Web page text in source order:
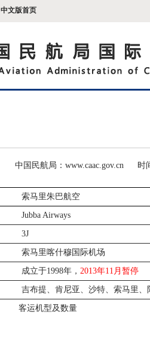
中文版首页
中国民航局：www.caac.gov.cn 时
索马里朱巴航空
Jubba Airways
3J
索马里喀什穆国际机场
成立于1998年， 2013年11月暂停
吉布提、肯尼亚、沙特、索马里、
客运机型及数量